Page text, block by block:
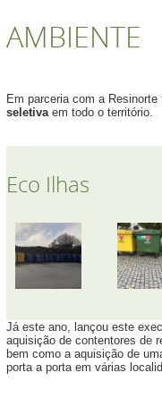
AMBIENTE
Em parceria com a Resinorte
seletivaem todo o território.
Eco Ilhas
Já este ano, lançou este
aquisição de contentores de
bem como a aquisição de
porta a porta em várias